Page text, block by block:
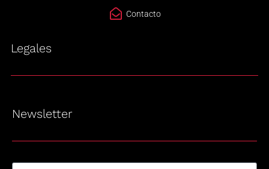
Contacto
Legales
Newsletter